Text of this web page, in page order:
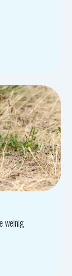
weinig